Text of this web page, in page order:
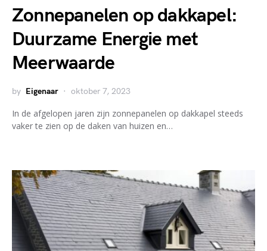
Zonnepanelen op dakkapel:
Duurzame Energie met
Meerwaarde
by Eigenaar oktober 7, 2023
In de afgelopen jaren zijn zonnepanelen op dakkapel steeds
vaker te zien op de daken van huizen en…